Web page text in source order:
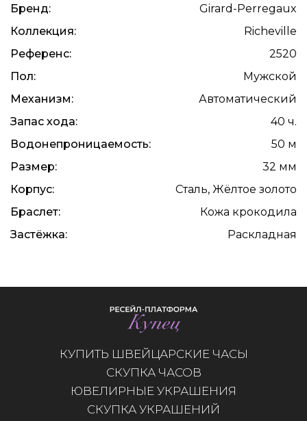
Бренд:
Girard-Perregaux
Коллекция:
Richeville
Референс:
2520
Пол:
Мужской
Механизм:
Автоматический
Запас хода:
40 ч.
Водонепроницаемость:
50 м
Размер:
32 мм
Корпус:
Сталь, Жёлтое золото
Браслет:
Кожа крокодила
Застёжка:
Раскладная
КУПИТЬ ШВЕЙЦАРСКИЕ ЧАСЫ
СКУПКА ЧАСОВ
ЮВЕЛИРНЫЕ УКРАШЕНИЯ
СКУПКА УКРАШЕНИЙ